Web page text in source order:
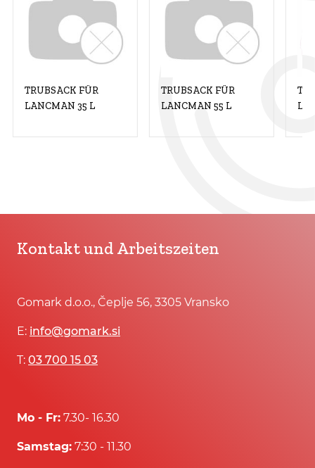
TRUBSACK FÜR
LANCMAN 35 L
TRUBSACK FÜR
LANCMAN 55 L
Kontakt und Arbeitszeiten
Gomark d.o.o., Čeplje 56, 3305 Vransko
E: info@gomark.si
T: 03 700 15 03
Mo - Fr: 7.30- 16.30
Samstag: 7:30 - 11.30